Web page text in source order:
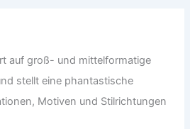
auf groß- und mittelformatige
stellt eine phantastische
Motiven und Stilrichtungen